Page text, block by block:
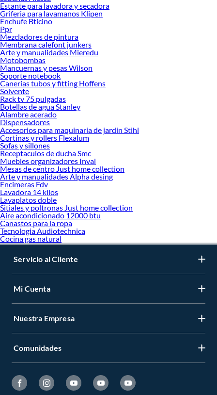
Estante para lavadora y secadora
Griferia para lavamanos Klipen
Enchufe Bticino
Ppr
Mezcladores de pintura
Membrana calefont junkers
Arte y manualidades Mieredu
Motobombas
Mancuernas y pesas Wilson
Soporte notebook
Canerias tubos y fitting Hoffens
Solvente
Rack tv 75 pulgadas
Botellas de agua Stanley
Alambre acerado
Dispensadores
Accesorios para maquinaria de jardin Stihl
Cortinas y rollers Flexalum
Sofas y sillones
Receptaculos de ducha Smc
Muebles organizadores Inval
Mesas de centro Just home collection
Arte y manualidades Alpha desing
Encimeras Fdv
Lavadora 14 kilos
Lavaplatos doble
Sitiales y poltronas Just home collection
Aire acondicionado 12000 btu
Canastos para la ropa
Tecnologia Audiotechnica
Cocina gas natural
Servicio al Cliente
Mi Cuenta
Nuestra Empresa
Comunidades